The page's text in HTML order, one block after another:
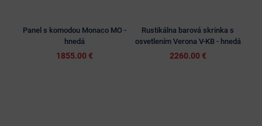
Panel s komodou Monaco MO -
hnedá
1855.00 €
Rustikálna barová skrinka s
osvetlením Verona V-KB - hnedá
2260.00 €